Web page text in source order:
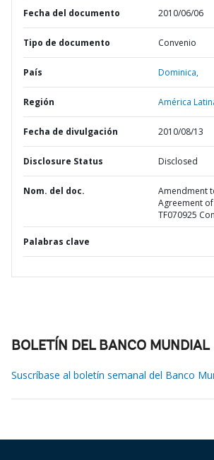
Fecha del documento 2010/06/06
Tipo de documento Convenio
País Dominica,
Región América
Fecha de divulgación 2010/08/13
Disclosure Status Disclosed
Nom. del doc.
Amendment
Agreement
TF070925
Palabras clave
BOLETÍN DEL BANCO MUNDIAL
Suscríbase al boletín semanal del Banco